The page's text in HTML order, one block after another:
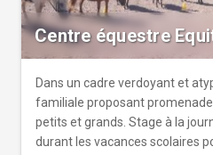
Centre équestre
Dans un cadre verdoyant et
familiale proposant
petits et grands. Stage à la
durant les vacances scolaires